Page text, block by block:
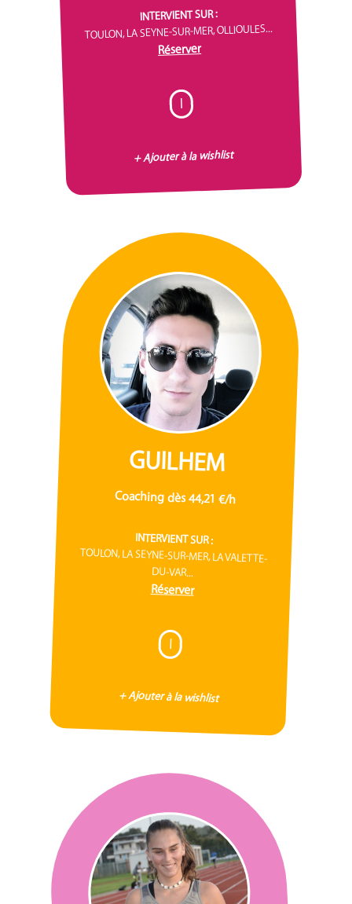
INTERVIENT SUR :
TOULON, LA SEYNE-SUR-MER, OLLIOULES...
Réserver
I
+ Ajouter à la wishlist
GUILHEM
Coaching dès 44,21 €/h
INTERVIENT SUR :
TOULON, LA SEYNE-SUR-MER, LA VALETTE-
DU-VAR...
Réserver
I
+ Ajouter à la wishlist